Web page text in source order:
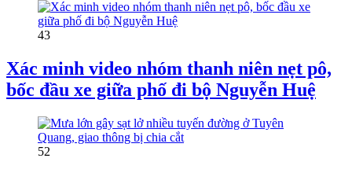
43
Xác minh video nhóm thanh niên nẹt pô,
bốc đầu xe giữa phố đi bộ Nguyễn Huệ
52